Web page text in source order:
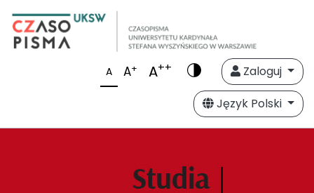
A A+ A++
Zaloguj
Język Polski